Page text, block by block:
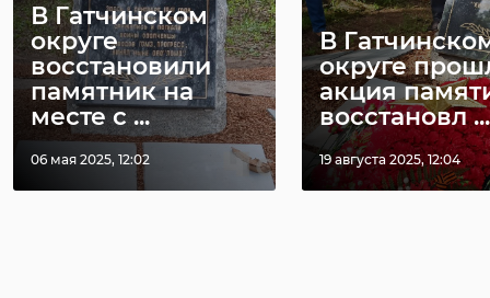
В Гатчинском
округе
восстановили
памятник на
месте с ...
06 мая 2025, 12:02
В
округе
акция
восстановл ...
19 августа 2025, 12:04